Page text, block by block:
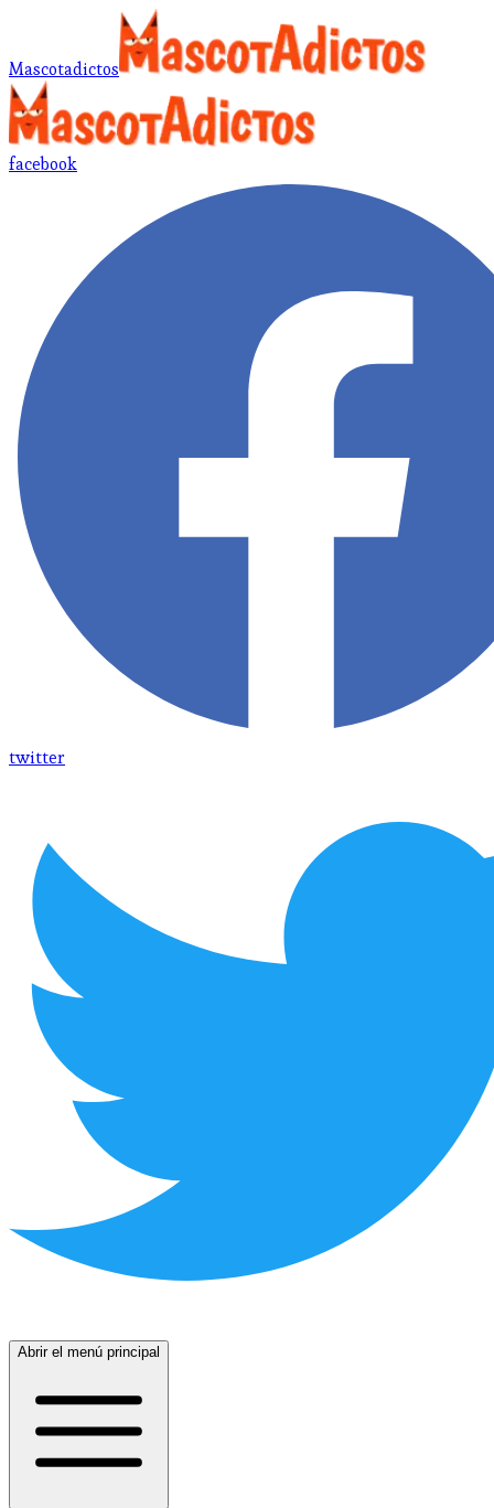
Mascotadictos
facebook
twitter
Abrir el menú principal